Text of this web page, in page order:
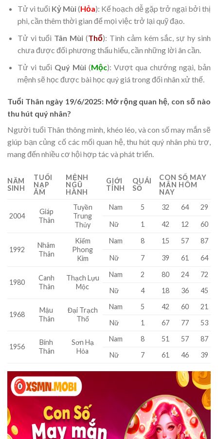
Tử vi tuổi Kỷ Mùi(Hỏa): Kế hoạch dễ gặp trở ngại bởi thị
phi, cần thêm thời gian để mọi việc trở lại quỹ đạo.
Tử vi tuổi Tân Mùi (Thổ): Tình cảm kém sắc, sự hy sinh
chưa được đối phương thấu hiểu, cần những lời ân cần.
Tử vi tuổi Quý Mùi(Mộc): Vượt qua chướng ngại, bản
mệnh sẽ học được bài học quý giá trong đối nhân xử thế.
Tuổi Thân ngày 19/6/2025: Mở rộng quan hệ, con số nào
thu hút quý nhân?
Người tuổi Thân thông minh, khéo léo, và con số may mắn sẽ
giúp bạn củng cố các mối quan hệ, thu hút quý nhân phù trợ,
mang đến nhiều cơ hội hợp tác và phát triển.
NĂM
SINH
TUỔI
NẠP
ÂM
MỆNH
NGŨ
HÀNH
GIỚI
TÍNH
QUÁI
SỐ
CON SỐ MAY
MẮN HÔM
NAY
2004
Giáp
Thân
Tuyền
Trung
Thủy
Nam 5 32 64 29
Nữ 1 42 12 60
1992
Nhâm
Thân
Kiếm
Phong
Kim
Nam 8 15 57 87
Nữ 7 39 61 64
1980
Canh
Thân
Thạch Lựu
Mộc
Nam 2 80 24
72
Nữ
4 18 36 45
1968
Mậu
Thân
Đại Trạch
Thổ
Nam 5 42 60
21
Nữ
1 67 77 53
1956
Bính
Thân
Sơn Hạ
Hỏa
Nam 8 51 57
87
Nữ
7 61 46 39